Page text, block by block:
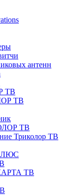
антенн
ТВ
ТВ
ТВ
Триколор ТВ
ТВ